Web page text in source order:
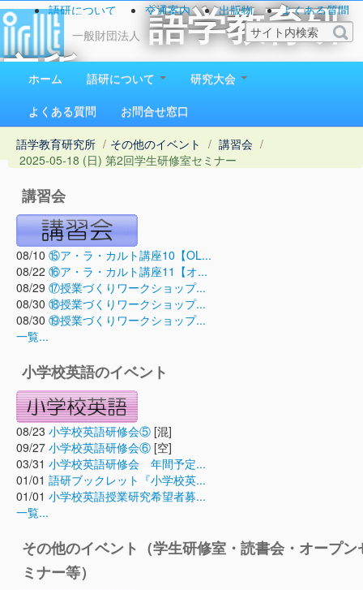
一般財団法人
語学教育研
究所
1923（大正12）年創立
語研について 交通案内 出版物
よくある質問
お問い合わせ
ホーム 語研について
研究大会
よくある質問
お問合せ窓口
語学教育研究所 / その他のイベント / 講習会 /
2025-05-18 (日) 第2回学生研修室セミナー
講習会
08/10 ⑮ア・ラ・カルト講座10【OL...
08/22 ⑯ア・ラ・カルト講座11【オ...
08/29 ⑰授業づくりワークショップ...
08/30 ⑱授業づくりワークショップ...
08/30 ⑲授業づくりワークショップ...
一覧...
小学校英語のイベント
08/23 小学校英語研修会⑤ [混]
09/27 小学校英語研修会⑥ [空]
03/31 小学校英語研修会 年間予定...
01/01 語研ブックレット『小学校英...
01/01 小学校英語授業研究希望者募...
一覧...
その他のイベント（学生研修室・読書会・オープン
ミナー等）